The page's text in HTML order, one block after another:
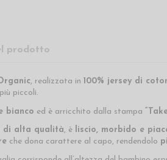
prodotto
, realizzata in 100% jersey di
piccoli.
bianco ed è arricchito dalla stampa
di alta qualità, è liscio, morbido e
che dona carattere al capo, rendendolo